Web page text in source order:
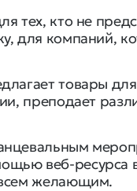
тех, кто не
для компаний,
товары
преподает
веб-ресурса
всем желающим.